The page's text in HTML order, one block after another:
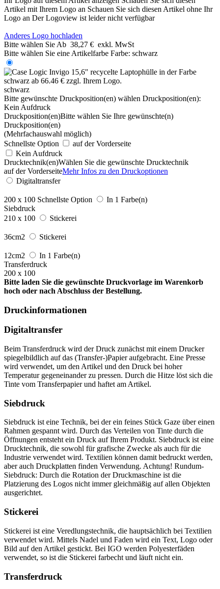
Artikel mit Ihrem Logo an Schauen Sie sich diesen Artikel ohne Ihr
Logo an Der Logoview ist leider nicht verfügbar
Anderes Logo hochladen
Bitte wählen Sie Ab 38,27 € exkl. MwSt
Bitte wählen Sie eine Artikelfarbe Farbe: schwarz
schwarz
Bitte gewünschte Druckposition(en) wählen Druckposition(en):
Kein Aufdruck
Druckposition(en)Bitte wählen Sie Ihre gewünschte(n)
Druckposition(en)
(Mehrfachauswahl möglich)
Schnellste Option
auf der Vorderseite
Kein Aufdruck
Drucktechnik(en)Wählen Sie die gewünschte Drucktechnik
auf der VorderseiteMehr Infos zu den Druckoptionen
Digitaltransfer
200 x 100 Schnellste Option
In 1 Farbe(n)
Siebdruck
210 x 100
Stickerei
36cm2 Stickerei
12cm2
In 1 Farbe(n)
Transferdruck
200 x 100
Bitte laden Sie die gewünschte Druckvorlage im Warenkorb
hoch oder nach Abschluss der Bestellung.
Druckinformationen
Digitaltransfer
Beim Transferdruck wird der Druck zunächst mit einem Drucker
spiegelbildlich auf das (Transfer-)Papier aufgebracht. Eine Presse
wird verwendet, um den Artikel und den Druck bei hoher
Temperatur gegeneinander zu pressen. Durch die Hitze löst sich die
Tinte vom Transferpapier und haftet am Artikel.
Siebdruck
Siebdruck ist eine Technik, bei der ein feines Stück Gaze über einen
Rahmen gespannt wird. Durch das Verteilen von Tinte durch die
Öffnungen entsteht ein Druck auf Ihrem Produkt. Siebdruck ist eine
Drucktechnik, die sowohl für grafische Zwecke als auch für die
Industrie verwendet wird. Textilien können damit bedruckt werden,
aber auch Druckplatten finden Verwendung. Achtung! Rundum-
Siebdruck: Durch die Rotation der Druckmaschine ist die
Platzierung des Logos nicht immer gleichmäßig auf allen Objekten
ausgerichtet.
Stickerei
Stickerei ist eine Veredlungstechnik, die hauptsächlich bei Textilien
verwendet wird. Mittels Nadel und Faden wird ein Text, Logo oder
Bild auf den Artikel gestickt. Bei IGO werden Polyesterfäden
verwendet, so ist die Stickerei farbecht und läuft nicht ein.
Transferdruck